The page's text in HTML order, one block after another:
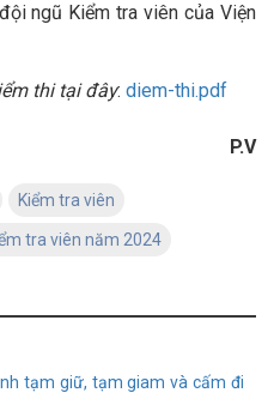
ngũ Kiểm tra viên của Viện
thi tại đây: diem-thi.pdf
P.V
Kiểm tra viên
tra viên năm 2024
tạm giữ, tạm giam và cấm đi